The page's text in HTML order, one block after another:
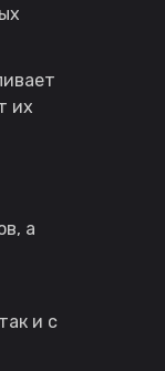
их
а
и с